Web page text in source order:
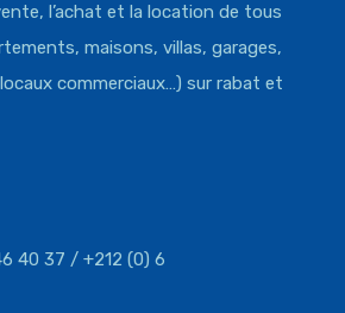
l’achat et la location de tous
maisons, villas, garages,
commerciaux…) sur rabat et
40 37 / +212 (0) 6